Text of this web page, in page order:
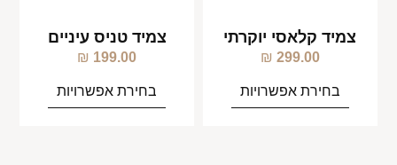
צמיד קלאסי יוקרתי
299.00
₪
בחירת אפשרויות
צמיד טניס עיניים
199.00
₪
בחירת אפשרויות